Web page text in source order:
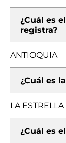
¿Cuál es
registra?
ANTIOQUIA
¿Cuál es
LA ESTRELLA
¿Cuál es